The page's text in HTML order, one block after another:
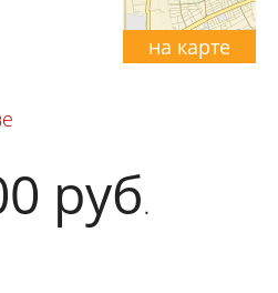
на карте
руб.